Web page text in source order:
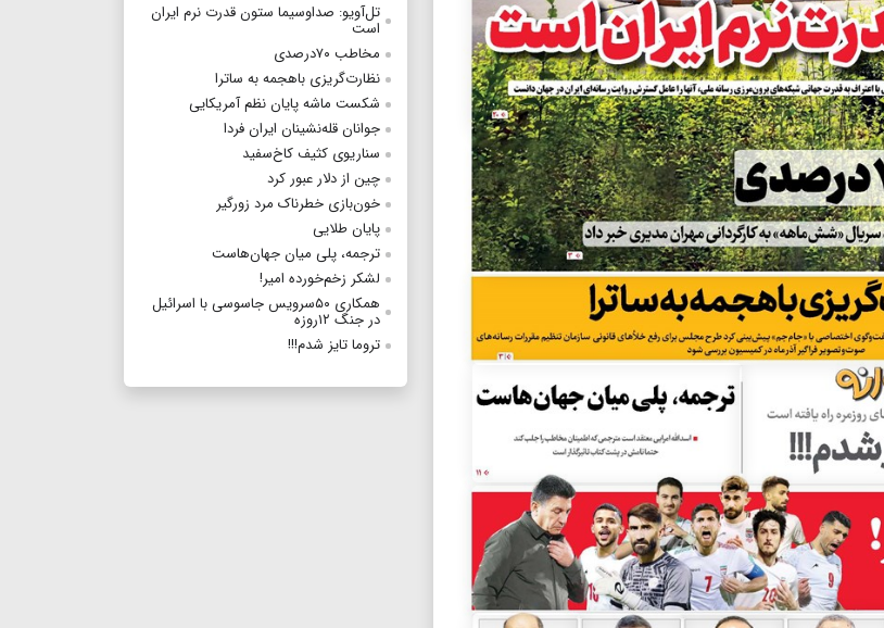
تل‌آویو: صداوسیما ستون قدرت نرم ایران
است
مخاطب ۷۰درصدی
نظارت‌گریزی باهجمه به ساترا
شکست ماشه پایان نظم آمریکایی
جوانان قله‌نشینان ایران فردا
سناریوی کثیف کاخ‌سفید
چین از دلار عبور کرد
خون‌بازی خطرناک مرد زورگیر
پایان طلایی
ترجمه، پلی میان جهان‌هاست
لشکر زخم‌خورده امیر!
همکاری ۵۰سرویس جاسوسی با اسرائیل
در جنگ ۱۲روزه
تروما تایز شدم!!!